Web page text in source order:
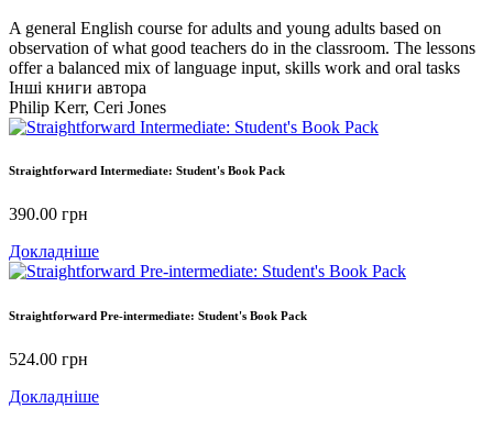
A general English course for adults and young adults based on
observation of what good teachers do in the classroom. The lessons
offer a balanced mix of language input, skills work and oral tasks
Інші книги автора
Philip Kerr, Ceri Jones
Straightforward Intermediate: Student's Book Pack
390.00 грн
Докладніше
Straightforward Pre-intermediate: Student's Book Pack
524.00 грн
Докладніше